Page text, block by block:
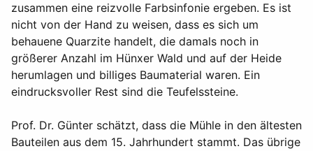
zusammen eine reizvolle Farbsinfonie ergeben. Es ist
nicht von der Hand zu weisen, dass es sich um
behauene Quarzite handelt, die damals noch in
größerer Anzahl im Hünxer Wald und auf der Heide
herumlagen und billiges Baumaterial waren. Ein
eindrucksvoller Rest sind die Teufelssteine.
Prof. Dr. Günter schätzt, dass die Mühle in den ältesten
Bauteilen aus dem 15. Jahrhundert stammt. Das übrige